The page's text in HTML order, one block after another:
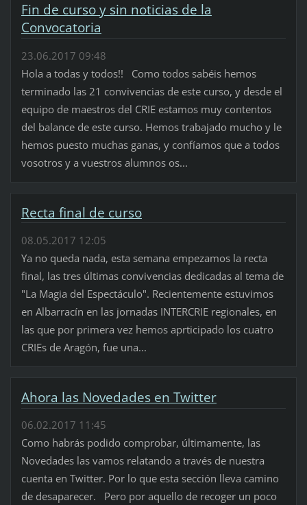
Fin de curso y sin noticias de la
Convocatoria
23.06.2017 09:48
Hola a todas y todos!! Como todos sabéis hemos
terminado las 21 convivencias de este curso, y desde el
equipo de maestros del CRIE estamos muy contentos
del balance de este curso. Hemos trabajado mucho y le
hemos puesto muchas ganas, y confíamos que a todos
vosotros y a vuestros alumnos os...
Recta final de curso
08.05.2017 12:05
Ya no queda nada, esta semana empezamos la recta
final, las tres últimas convivencias dedicadas al tema de
"La Magia del Espectáculo". Recientemente estuvimos
en Albarracín en las jornadas INTERCRIE regionales, en
las que por primera vez hemos aprticipado los cuatro
CRIEs de Aragón, fue una...
Ahora las Novedades en Twitter
06.02.2017 11:45
Como habrás podido comprobar, últimamente, las
Novedades las vamos relatando a través de nuestra
cuenta en Twitter. Por lo que esta sección lleva camino
de desaparecer. Pero por aquello de recoger un poco